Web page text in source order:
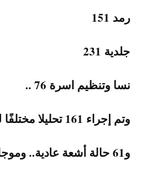
رمد 151
جلدية 231
نسا وتنظيم اسرة 76 ..
وتم إجراء 161 تحليلا مختلفًا للمرضى
و61 حالة أشعة عادية.. وموجات صوتية ..